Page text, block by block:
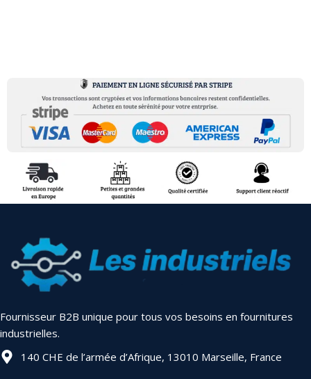
Fournisseur B2B unique pour tous vos besoins en fournitures
industrielles.
140 CHE de l’armée d’Afrique, 13010 Marseille, France